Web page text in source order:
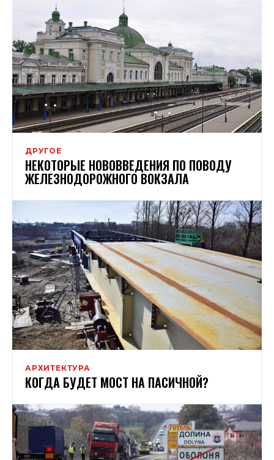
ДРУГОЕ
НЕКОТОРЫЕ НОВОВВЕДЕНИЯ ПО ПОВОДУ
ЖЕЛЕЗНОДОРОЖНОГО ВОКЗАЛА
АРХИТЕКТУРА
КОГДА БУДЕТ МОСТ НА ПАСИЧНОЙ?